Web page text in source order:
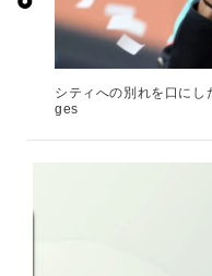
シティへの別れを口に
ges